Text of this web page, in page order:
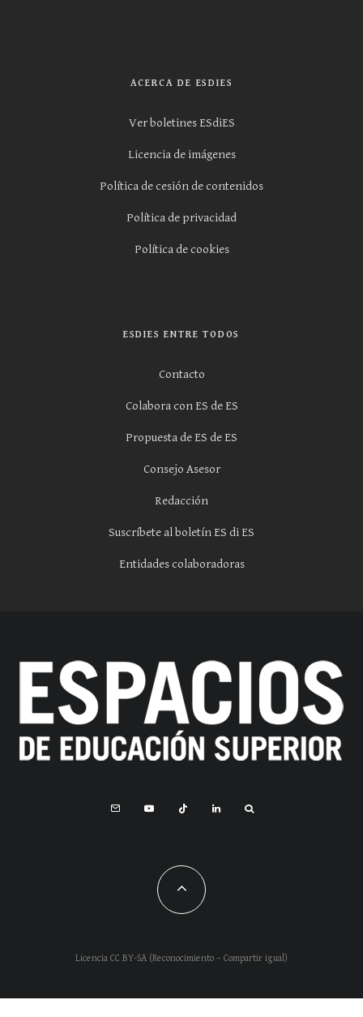
ACERCA DE ESDIES
Ver boletines ESdiES
Licencia de imágenes
Política de cesión de contenidos
Política de privacidad
Política de cookies
ESDIES ENTRE TODOS
Contacto
Colabora con ES de ES
Propuesta de ES de ES
Consejo Asesor
Redacción
Suscríbete al boletín ES di ES
Entidades colaboradoras
Licencia CC BY-SA (Reconocimiento – Compartir igual)